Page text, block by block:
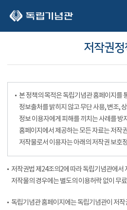
저작권정
본 정책의 목적은 독립기념관 홈페이지를
정보출처를 밝히지 않고 무단 사용, 변조,
정보 이용자에게 피해를 끼치는 사례를 방
홈페이지에서 제공하는 모든 자료는 저작
저작물로서 이용자는 아래의 저작권 보호
저작권법 제24조의2에 따라 독립기념관에서
저작물의 경우에는 별도의 이용허락 없이 무
독립기념관 홈페이지에는 독립기념관이 저작